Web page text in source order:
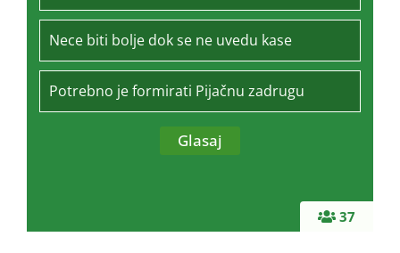
37
Nece biti bolje dok se ne uvedu kase
Potrebno je formirati Pijačnu zadrugu